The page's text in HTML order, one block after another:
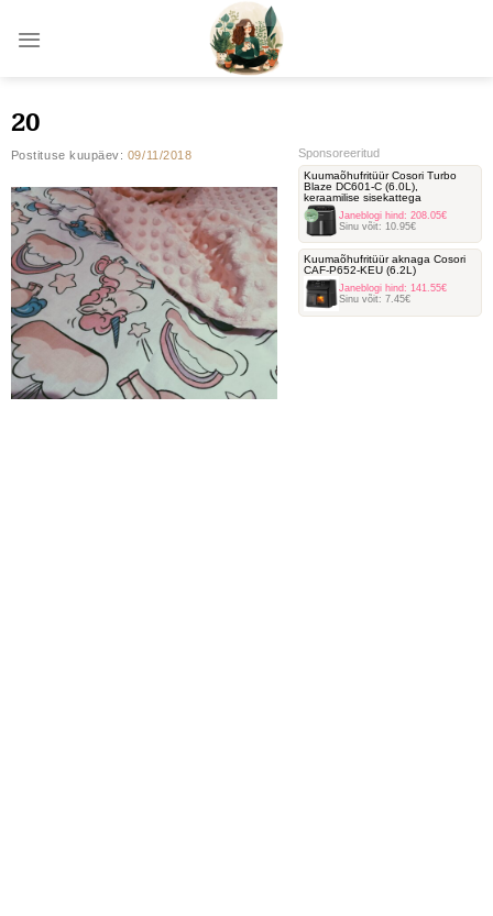
20
Postituse kuupäev: 09/11/2018 Sponsoreeritud
Kuumaõhufritüür Cosori Turbo
Blaze DC601-C ‎(6.0L),
keraamilise sisekattega
Janeblogi hind: 208.05€
Sinu võit: 10.95€
Kuumaõhufritüür aknaga Cosori
‎CAF-P652-KEU (6.2L)
Janeblogi hind: 141.55€
Sinu võit: 7.45€